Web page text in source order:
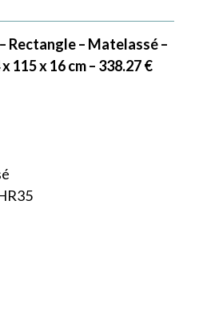
Rectangle – Matelassé –
115 x 16 cm – 338.27 €